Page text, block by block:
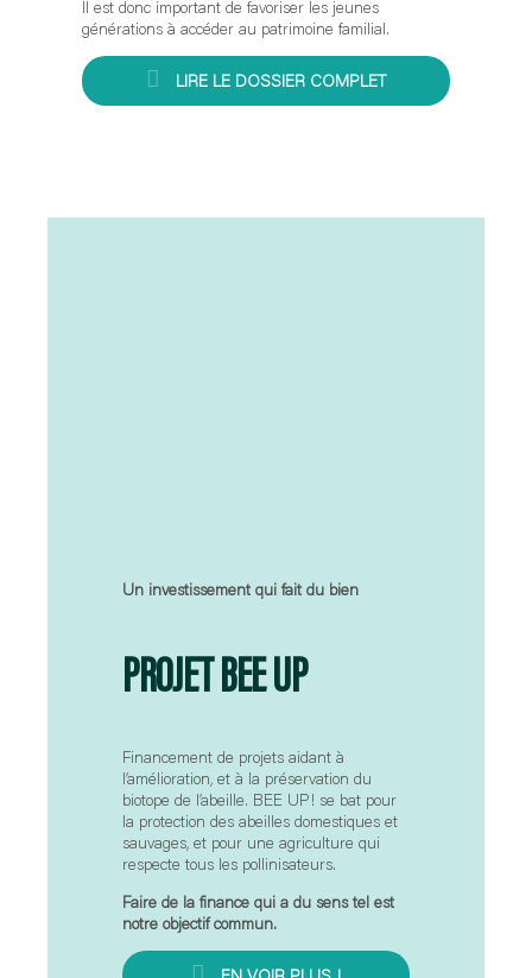
Il est donc important de favoriser les jeunes
générations à accéder au patrimoine familial.
LIRE LE DOSSIER COMPLET
Un investissement qui fait du bien
PROJET BEE UP
Financement de projets aidant à
l’amélioration, et à la préservation du
biotope de l’abeille. BEE UP! se bat pour
la protection des abeilles domestiques et
sauvages, et pour une agriculture qui
respecte tous les pollinisateurs.
Faire de la finance qui a du sens tel est
notre objectif commun.